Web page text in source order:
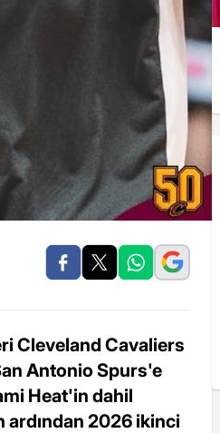
Cleveland Cavaliers
Antonio Spurs'e
Heat'in dahil
ardından 2026 ikinci